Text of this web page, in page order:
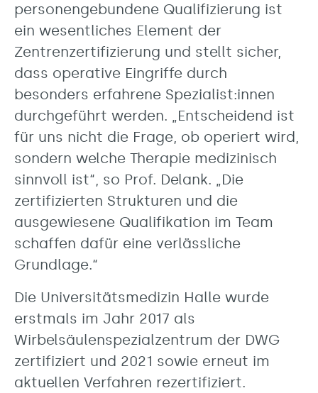
personengebundene Qualifizierung ist
ein wesentliches Element der
Zentrenzertifizierung und stellt sicher,
dass operative Eingriffe durch
besonders erfahrene Spezialist:innen
durchgeführt werden. „Entscheidend ist
für uns nicht die Frage, ob operiert wird,
sondern welche Therapie medizinisch
sinnvoll ist“, so Prof. Delank. „Die
zertifizierten Strukturen und die
ausgewiesene Qualifikation im Team
schaffen dafür eine verlässliche
Grundlage.“
Die Universitätsmedizin Halle wurde
erstmals im Jahr 2017 als
Wirbelsäulenspezialzentrum der DWG
zertifiziert und 2021 sowie erneut im
aktuellen Verfahren rezertifiziert.